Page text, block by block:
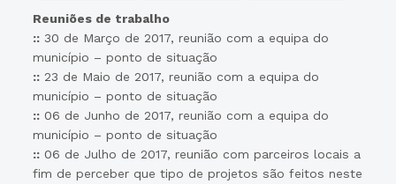
Reuniões de trabalho
:: 30 de Março de 2017, reunião com a equipa do
município – ponto de situação
:: 23 de Maio de 2017, reunião com a equipa do
município – ponto de situação
:: 06 de Junho de 2017, reunião com a equipa do
município – ponto de situação
:: 06 de Julho de 2017, reunião com parceiros locais a
fim de perceber que tipo de projetos são feitos neste